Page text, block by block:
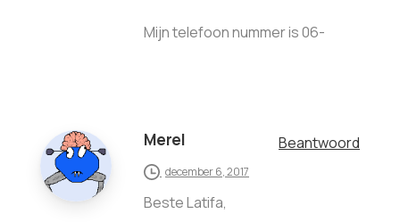
Mijn telefoon nummer is 06-
Merel Beantwoord
december 6, 2017
Beste Latifa,